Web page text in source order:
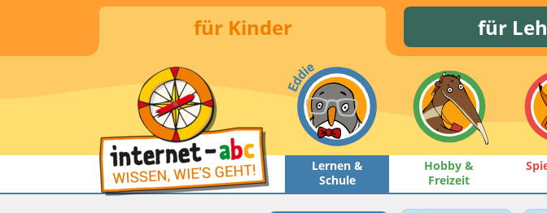
für Kinder für
Lernen &
Schule
Hobby &
Freizeit